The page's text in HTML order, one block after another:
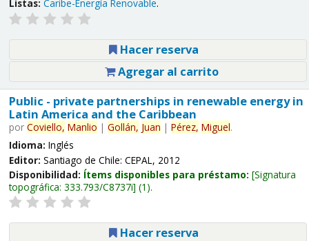
Listas: Caribe-Energía Renovable.
Hacer reserva
Agregar al carrito
Public - private partnerships in renewable energy in
Latin America and the Caribbean
por Coviello, Manlio | Gollán, Juan | Pérez, Miguel.
Idioma: Inglés
Editor: Santiago de Chile: CEPAL, 2012
Disponibilidad: Ítems disponibles para préstamo: Signatura
topográfica: 333.793/C8737i (1).
Hacer reserva